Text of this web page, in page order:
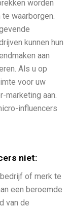
worden
waarborgen.
kunnen hun
aan
Als u op
voor uw
marketing aan.
influencers
niet:
of merk te
een beroemde
van de